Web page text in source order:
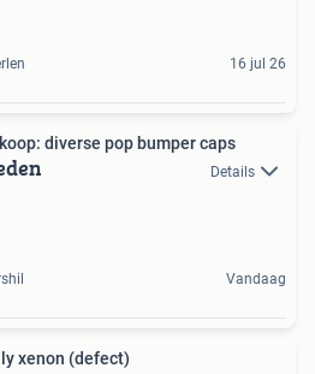
16 jul 26
diverse pop bumper caps
Details
Vandaag
xenon (defect)